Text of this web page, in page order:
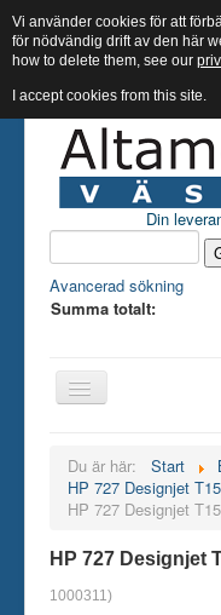
Din
Avancerad sökning
Summa totalt:
Bläck
Skrivare
Du är här: Start
HP 727 Designjet
HP 727 Designjet
HP 727 Designjet
1000311)
Vi använder cookies för att
för nödvändig drift av den här
how to delete them, see our
I accept cookies from this site.